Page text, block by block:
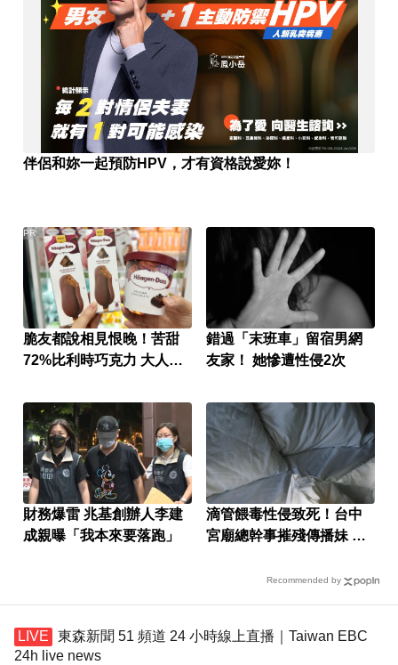
伴侶和妳一起預防HPV，才有資格說愛妳！
脆友都說相見恨晚！苦甜
72%比利時巧克力 大人味
PR
錯過「末班車」留宿男網
友家！ 她慘遭性侵2次
財務爆雷 兆基創辦人李建
成親曝「我本來要落跑」
滴管餵毒性侵致死！台中
宮廟總幹事摧殘傳播妹 下
Recommended by
東森新聞 51 頻道 24 小時線上直播｜Taiwan EBC
24h live news